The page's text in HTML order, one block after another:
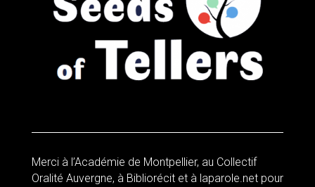
Merci à l’Académie de Montpellier, au Collectif
Oralité Auvergne, à Bibliorécit et à laparole.net pour